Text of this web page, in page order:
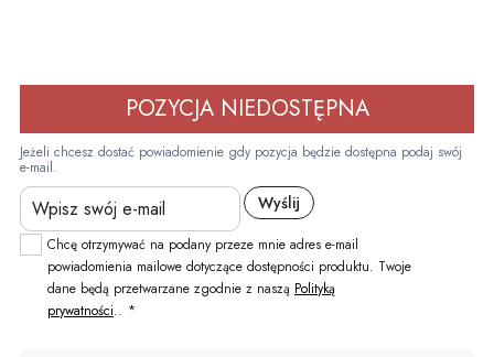
POZYCJA NIEDOSTĘPNA
Jeżeli chcesz dostać powiadomienie gdy pozycja będzie dostępna podaj swój
e-mail.
Chcę otrzymywać na podany przeze mnie adres e-mail
powiadomienia mailowe dotyczące dostępności produktu. Twoje
dane będą przetwarzane zgodnie z naszą Polityką
prywatności..